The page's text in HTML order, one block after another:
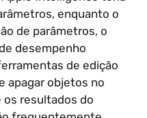
enquanto o
de parâmetros, o
desempenho
de edição
apagar objetos no
os resultados do